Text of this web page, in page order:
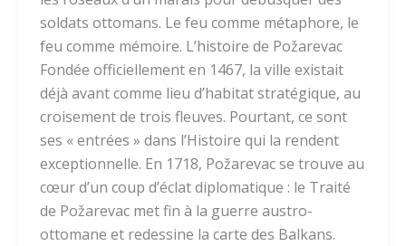
soldats ottomans. Le feu comme métaphore, le
feu comme mémoire. L’histoire de Požarevac
Fondée officiellement en 1467, la ville existait
déjà avant comme lieu d’habitat stratégique, au
croisement de trois fleuves. Pourtant, ce sont
ses « entrées » dans l’Histoire qui la rendent
exceptionnelle. En 1718, Požarevac se trouve au
cœur d’un coup d’éclat diplomatique : le Traité
de Požarevac met fin à la guerre austro-
ottomane et redessine la carte des Balkans.